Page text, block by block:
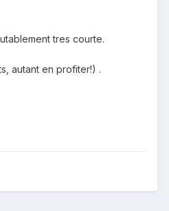
tres courte.
autant en profiter!) .